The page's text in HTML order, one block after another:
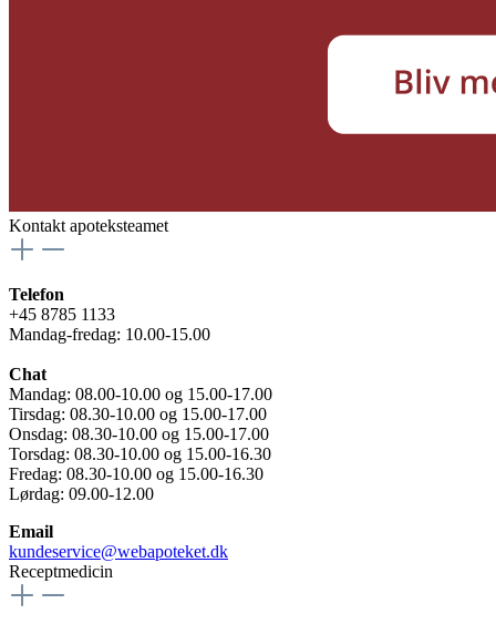
Kontakt apoteksteamet
Telefon
+45 8785 1133
Mandag-fredag: 10.00-15.00
Chat
Mandag: 08.00-10.00 og 15.00-17.00
Tirsdag: 08.30-10.00 og 15.00-17.00
Onsdag: 08.30-10.00 og 15.00-17.00
Torsdag: 08.30-10.00 og 15.00-16.30
Fredag: 08.30-10.00 og 15.00-16.30
Lørdag: 09.00-12.00
Email
kundeservice@webapoteket.dk
Receptmedicin